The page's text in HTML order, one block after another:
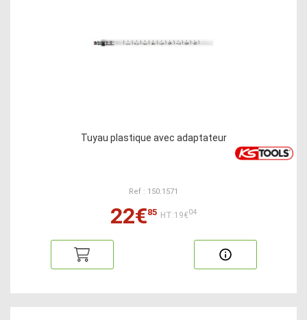
Tuyau plastique avec adaptateur
Ref : 150.1571
22€85 HT:19€04